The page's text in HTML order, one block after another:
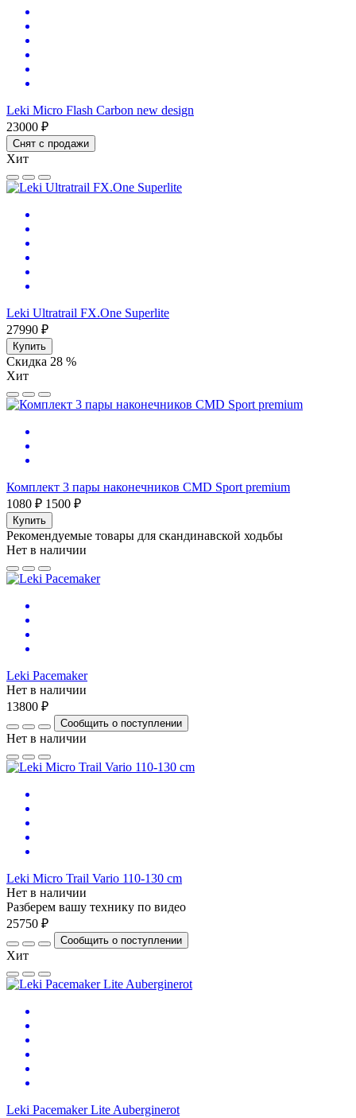
Leki Micro Flash Carbon new design
23000 ₽
Снят с продажи
Хит
Leki Ultratrail FX.One Superlite
27990 ₽
Купить
Скидка 28 %
Хит
Комплект 3 пары наконечников CMD Sport premium
1080 ₽ 1500 ₽
Купить
Рекомендуемые товары для скандинавской ходьбы
Нет в наличии
Leki Pacemaker
Нет в наличии
13800 ₽
Сообщить о поступлении
Нет в наличии
Leki Micro Trail Vario 110-130 cm
Нет в наличии
Разберем вашу технику по видео
25750 ₽
Сообщить о поступлении
Хит
Leki Pacemaker Lite Auberginerot